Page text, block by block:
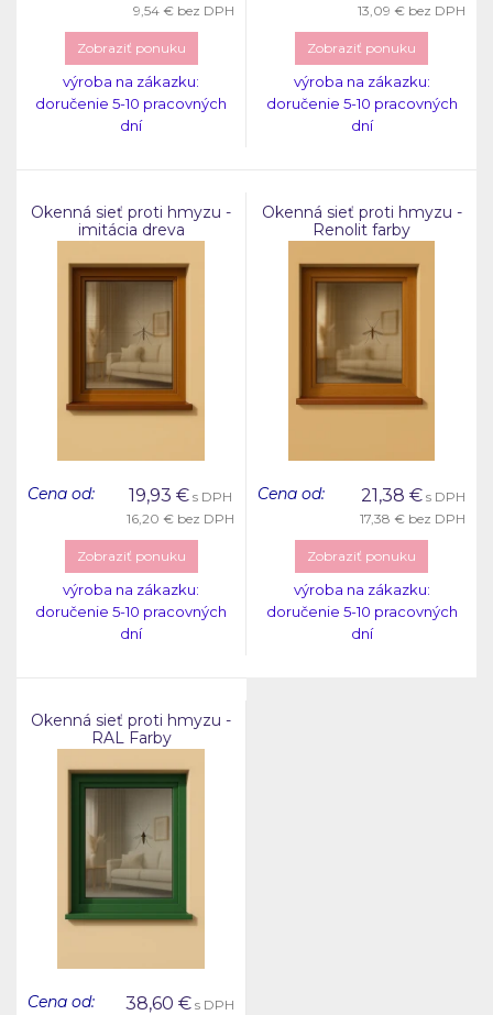
9,54 € bez DPH
Zobraziť ponuku
výroba na zákazku:
doručenie 5-10 pracovných
dní
13,09 € bez DPH
Zobraziť ponuku
výroba na zákazku:
doručenie 5-10 pracovných
dní
Okenná sieť proti hmyzu -
imitácia dreva
Cena od: 19,93 € s DPH
16,20 € bez DPH
Zobraziť ponuku
výroba na zákazku:
doručenie 5-10 pracovných
dní
Okenná sieť proti hmyzu -
Renolit farby
Cena od: 21,38 € s DPH
17,38 € bez DPH
Zobraziť ponuku
výroba na zákazku:
doručenie 5-10 pracovných
dní
Okenná sieť proti hmyzu -
RAL Farby
Cena od: 38,60 € s DPH